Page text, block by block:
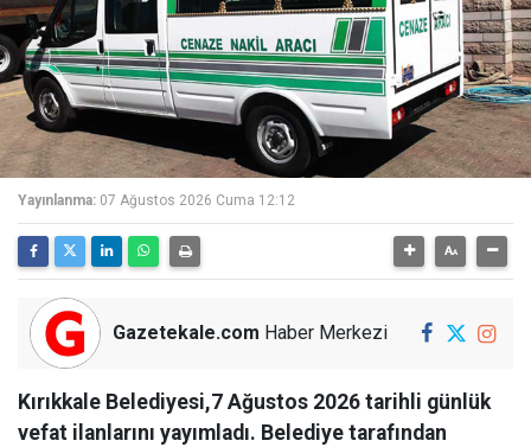
Yayınlanma: 07 Ağustos 2026 Cuma 12:12
Gazetekale.com Haber Merkezi
Kırıkkale Belediyesi,7 Ağustos 2026 tarihli günlük
vefat ilanlarını yayımladı. Belediye tarafından